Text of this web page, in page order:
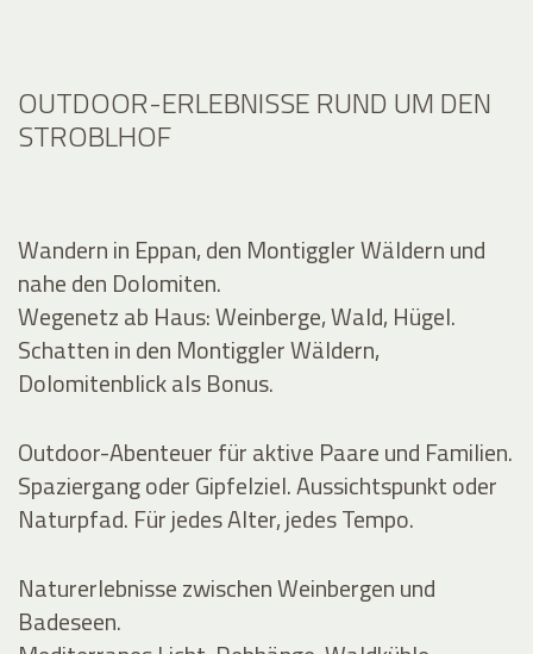
OUTDOOR-ERLEBNISSE RUND UM DEN
STROBLHOF
Wandern in Eppan, den Montiggler Wäldern und
nahe den Dolomiten.
Wegenetz ab Haus: Weinberge, Wald, Hügel.
Schatten in den Montiggler Wäldern,
Dolomitenblick als Bonus.
Outdoor-Abenteuer für aktive Paare und Familien.
Spaziergang oder Gipfelziel. Aussichtspunkt oder
Naturpfad. Für jedes Alter, jedes Tempo.
Naturerlebnisse zwischen Weinbergen und
Badeseen.